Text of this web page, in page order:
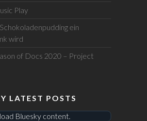
Play
ein
wird
of Docs 2020 – Project
LATEST POSTS
Bluesky content.